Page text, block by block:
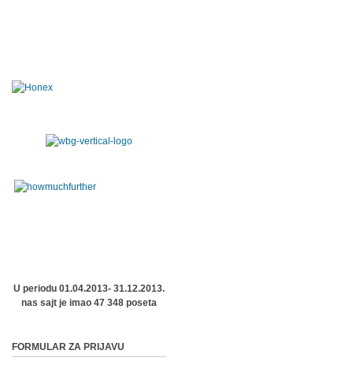
U periodu 01.04.2013- 31.12.2013.
nas sajt je imao 47 348 poseta
FORMULAR ZA PRIJAVU